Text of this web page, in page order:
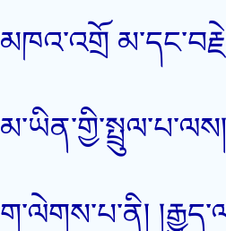
མཁའ་འགྲོ
ག་ལེགས་པ་ནི།